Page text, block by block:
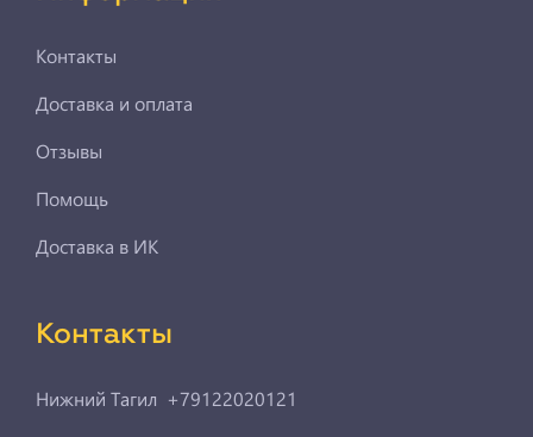
Контакты
Доставка и оплата
Отзывы
Помощь
Доставка в ИК
Контакты
Нижний Тагил +79122020121